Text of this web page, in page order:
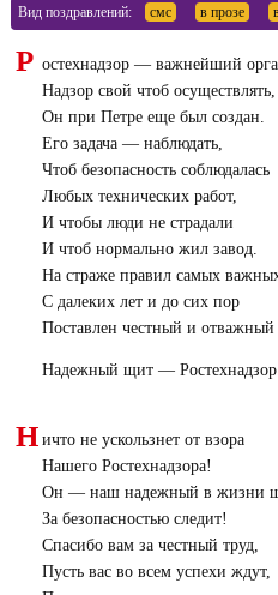
Вид поздравлений: смс в прозе
Р остехнадзор — важнейший
Надзор свой чтоб осуществлять,
Он при Петре еще был создан.
Его задача — наблюдать,
Чтоб безопасность соблюдалась
Любых технических работ,
И чтобы люди не страдали
И чтоб нормально жил завод.
На страже правил самых
С далеких лет и до сих пор
Поставлен честный и отважный
Надежный щит —
Н ичто не ускользнет от взора
Нашего Ростехнадзора!
Он — наш надежный в жизни
За безопасностью следит!
Спасибо вам за честный труд,
Пусть вас во всем успехи ждут,